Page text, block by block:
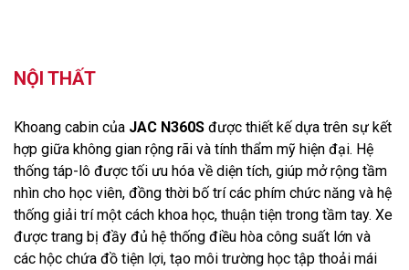
NỘI THẤT
Khoang cabin của JAC N360S được thiết kế dựa trên sự kết
hợp giữa không gian rộng rãi và tính thẩm mỹ hiện đại. Hệ
thống táp-lô được tối ưu hóa về diện tích, giúp mở rộng tầm
nhìn cho học viên, đồng thời bố trí các phím chức năng và hệ
thống giải trí một cách khoa học, thuận tiện trong tầm tay. Xe
được trang bị đầy đủ hệ thống điều hòa công suất lớn và
các hộc chứa đồ tiện lợi, tạo môi trường học tập thoải mái